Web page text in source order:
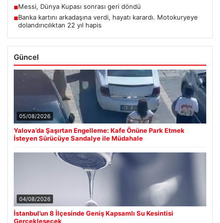
■Messi, Dünya Kupası sonrası geri döndü
■Banka kartını arkadaşına verdi, hayatı karardı. Motokuryeye
dolandırıcılıktan 22 yıl hapis
Güncel
05/08/2026
Yalova’da Şaşırtan Engelleme: Kafe Önüne Park Etmek
İsteyen Sürücüye Sandalye ile Müdahale
04/08/2026
İstanbul’un 8 İlçesinde Geniş Kapsamlı Su Kesintisi
Gerçekleşecek